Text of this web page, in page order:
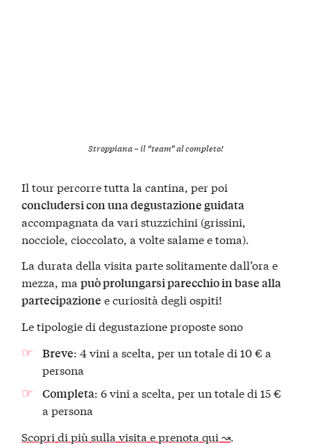
Stroppiana – il “team” al completo!
Il tour percorre tutta la cantina, per poi
concludersi con una degustazione guidata
accompagnata da vari stuzzichini (grissini,
nocciole, cioccolato, a volte salame e toma).
La durata della visita parte solitamente dall’ora e
mezza, mapuò prolungarsi parecchio in base alla
partecipazione e curiosità degli ospiti!
Le tipologie di degustazione proposte sono
Breve: 4 vini a scelta, per un totale di 10 € a
persona
Completa: 6 vini a scelta, per un totale di 15 €
a persona
Scopri di più sulla visita e prenota qui ↝